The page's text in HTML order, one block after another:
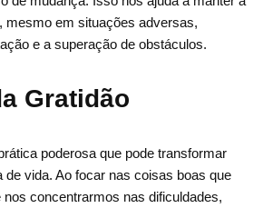
mesmo em situações adversas,
e a superação de obstáculos.
Gratidão
poderosa que pode transformar
de vida. Ao focar nas coisas boas que
concentrarmos nas dificuldades,